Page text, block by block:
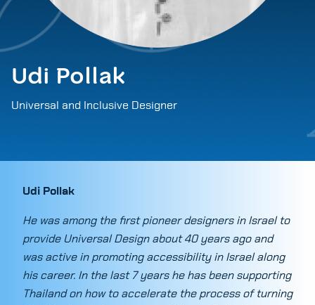
Udi Pollak
Universal and Inclusive Designer
Udi Pollak
He was among the first pioneer designers in Israel to
provide Universal Design about 40 years ago and
was active in promoting accessibility in Israel along
his career. In the last 7 years he has been supporting
Thailand on how to accelerate the process of turning